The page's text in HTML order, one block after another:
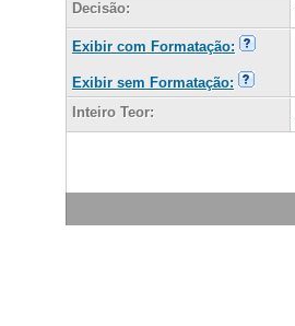
Decisão:
Exibir com Formatação:
Exibir sem Formatação:
Inteiro Teor: